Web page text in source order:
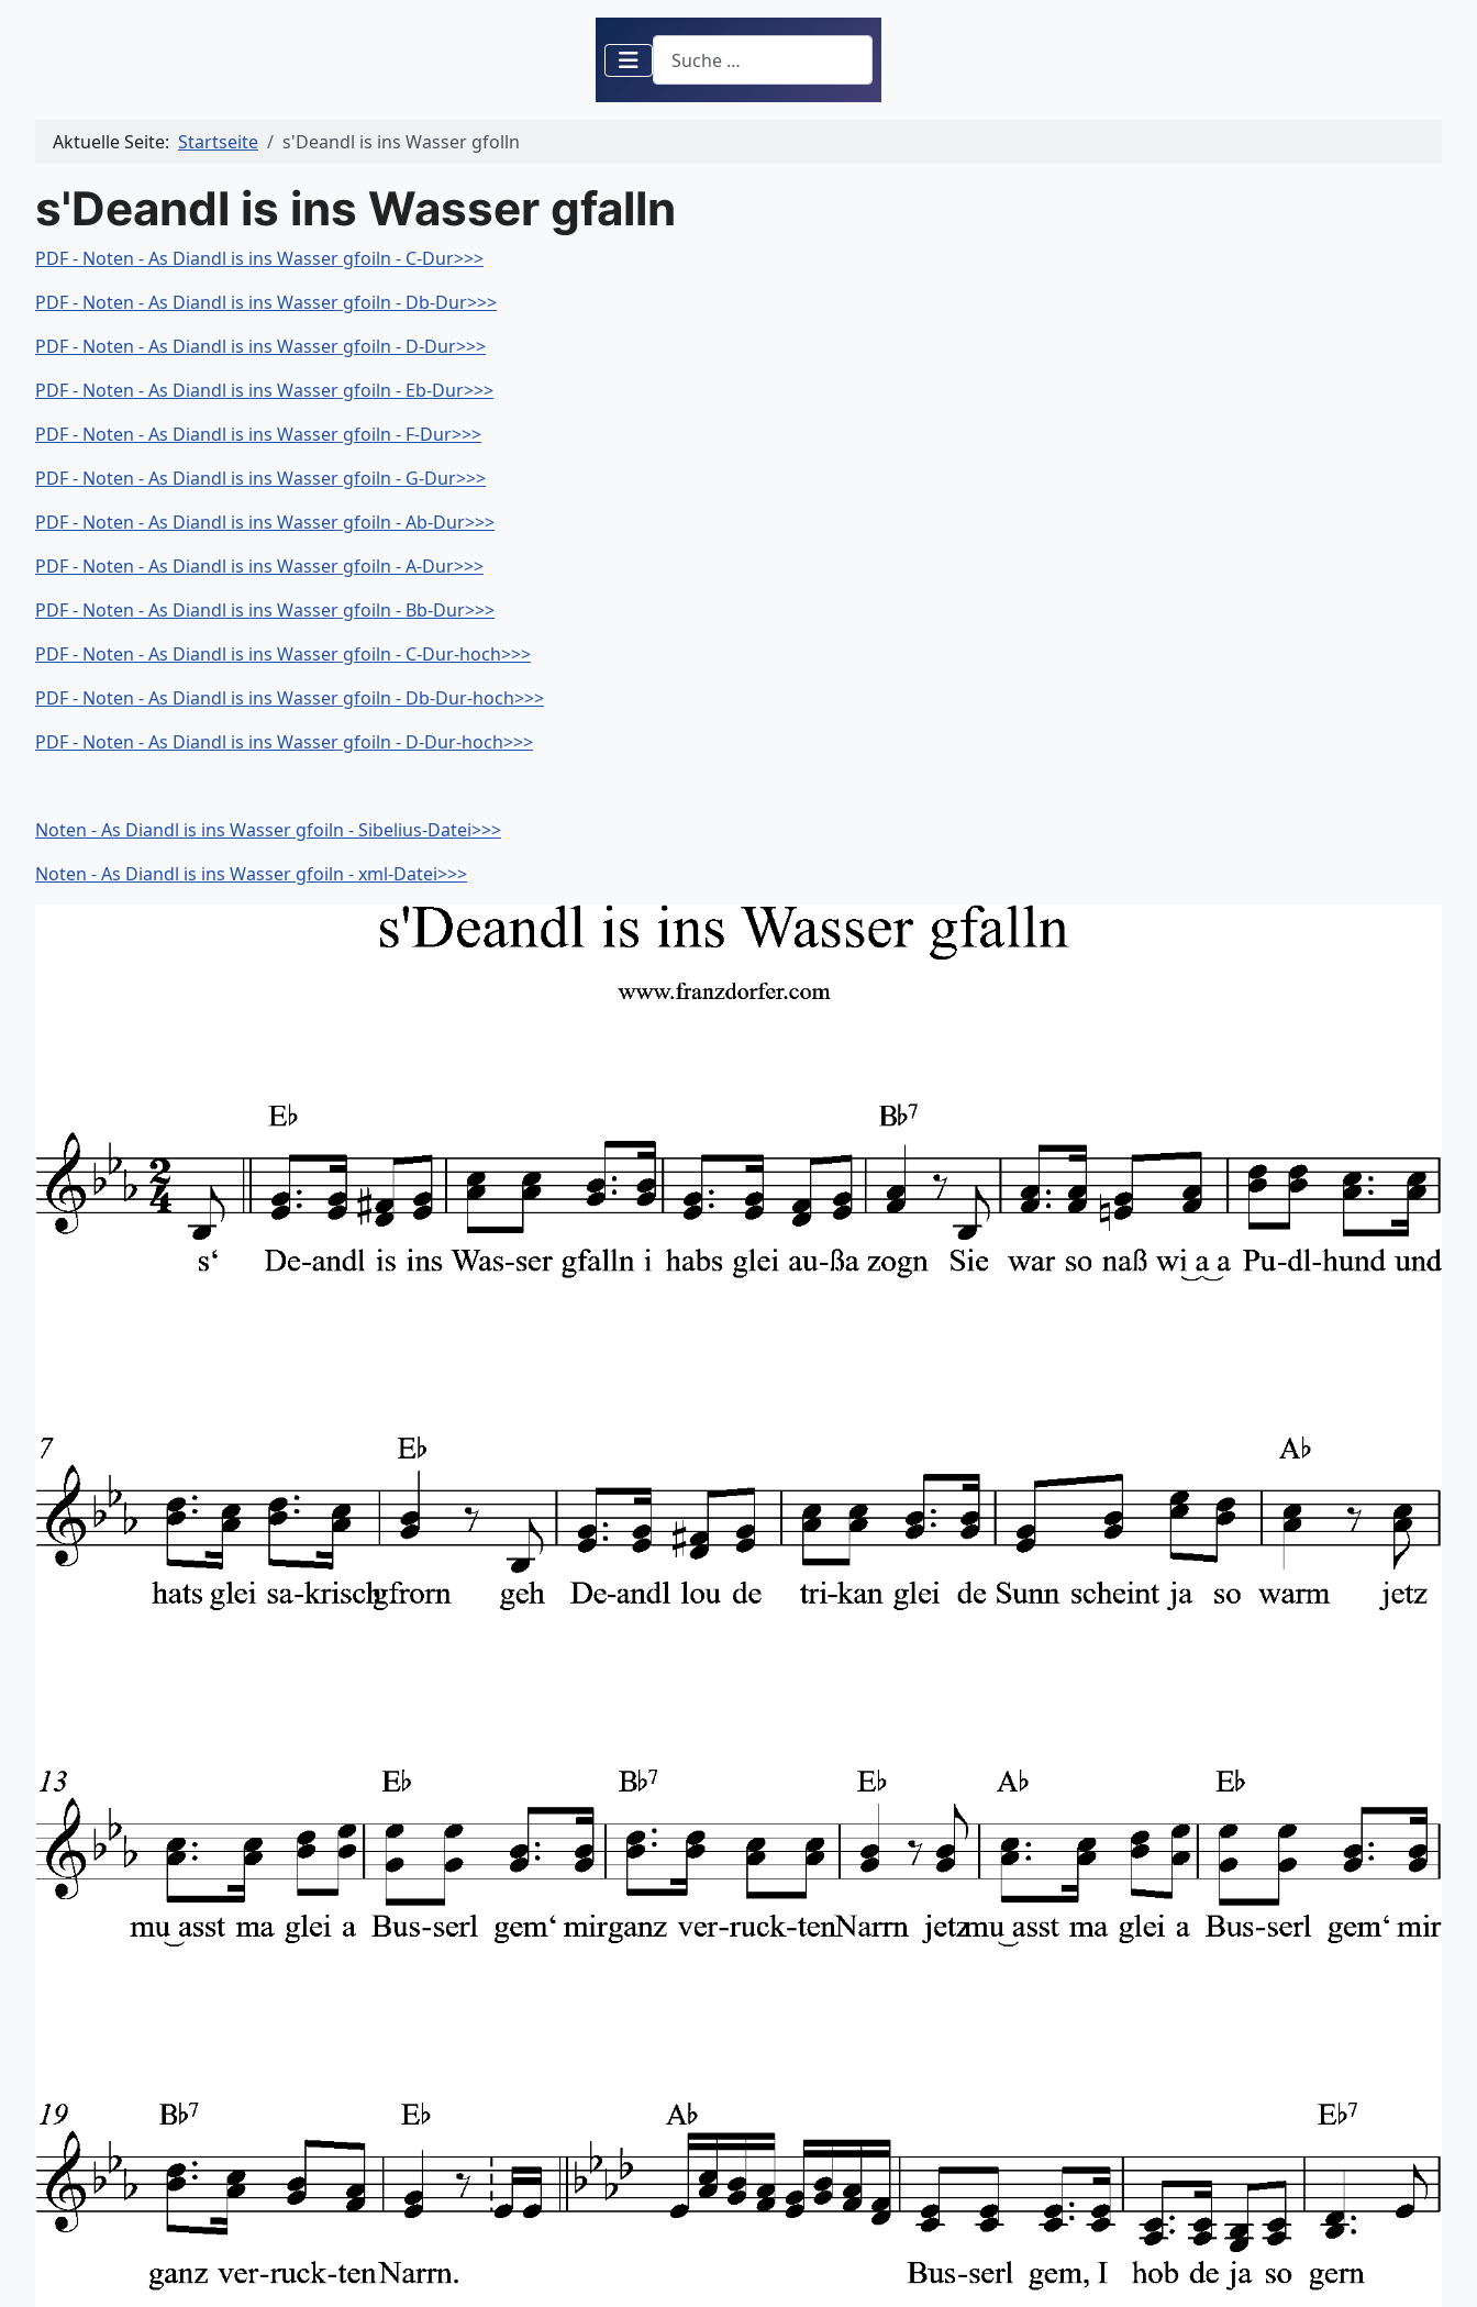
Suchen
Aktuelle Seite: Startseite s'Deandl is ins Wasser gfolln
s'Deandl is ins Wasser gfalln
PDF - Noten - As Diandl is ins Wasser gfoiln - C-Dur>>>
PDF - Noten - As Diandl is ins Wasser gfoiln - Db-Dur>>>
PDF - Noten - As Diandl is ins Wasser gfoiln - D-Dur>>>
PDF - Noten - As Diandl is ins Wasser gfoiln - Eb-Dur>>>
PDF - Noten - As Diandl is ins Wasser gfoiln - F-Dur>>>
PDF - Noten - As Diandl is ins Wasser gfoiln - G-Dur>>>
PDF - Noten - As Diandl is ins Wasser gfoiln - Ab-Dur>>>
PDF - Noten - As Diandl is ins Wasser gfoiln - A-Dur>>>
PDF - Noten - As Diandl is ins Wasser gfoiln - Bb-Dur>>>
PDF - Noten - As Diandl is ins Wasser gfoiln - C-Dur-hoch>>>
PDF - Noten - As Diandl is ins Wasser gfoiln - Db-Dur-hoch>>>
PDF - Noten - As Diandl is ins Wasser gfoiln - D-Dur-hoch>>>
Noten - As Diandl is ins Wasser gfoiln - Sibelius-Datei>>>
Noten - As Diandl is ins Wasser gfoiln - xml-Datei>>>